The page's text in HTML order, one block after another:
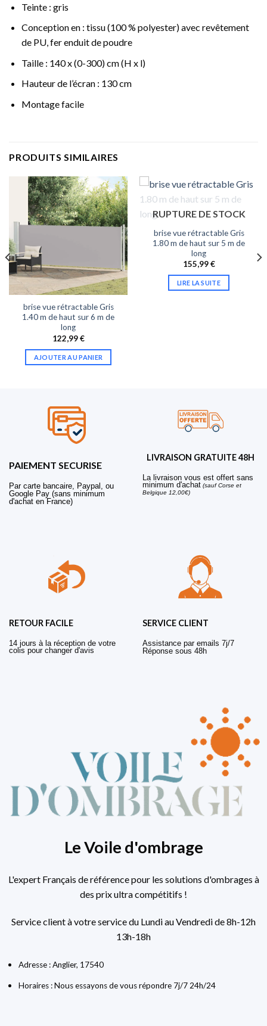
Teinte : gris
Conception en : tissu (100 % polyester) avec revêtement
de PU, fer enduit de poudre
Taille : 140 x (0-300) cm (H x l)
Hauteur de l’écran : 130 cm
Montage facile
PRODUITS SIMILAIRES
brise vue rétractable Gris
1.40 m de haut sur 6 m de
long
122,99€
AJOUTER AU PANIER
RUPTURE DE STOCK
brise vue rétractable Gris
1.80 m de haut sur 5 m de
long
155,99€
LIRE LA SUITE
PAIEMENT SECURISE
Par carte bancaire, Paypal, ou
Google Pay (sans minimum
d'achat en France)
LIVRAISON GRATUITE 48H
La livraison vous est offert sans
minimum d'achat (sauf Corse et
Belgique 12,00€)
RETOUR FACILE
14 jours à la réception de votre
colis pour changer d'avis
SERVICE CLIENT
Assistance par emails 7j/7
Réponse sous 48h
Le Voile d'ombrage
L'expert Français de référence pour les solutions d'ombrages à
des prix ultra compétitifs !
Service client à votre service du Lundi au Vendredi de 8h-12h
13h-18h
Adresse : Anglier, 17540
Horaires : Nous essayons de vous répondre 7j/7 24h/24